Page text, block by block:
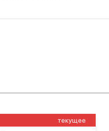
текущее